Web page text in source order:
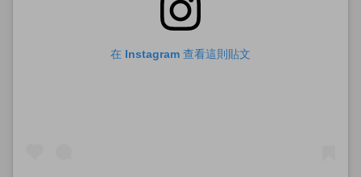
在 Instagram 查看這則貼文